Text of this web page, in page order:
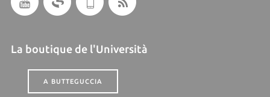
La boutique de l'Università
A BUTTEGUCCIA